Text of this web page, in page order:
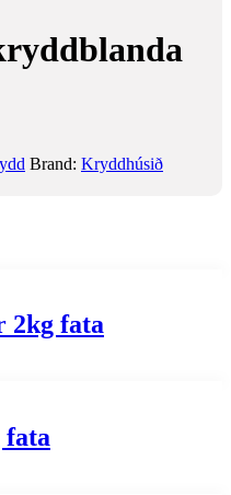
Brand: Kryddhúsið
2kg fata
fata